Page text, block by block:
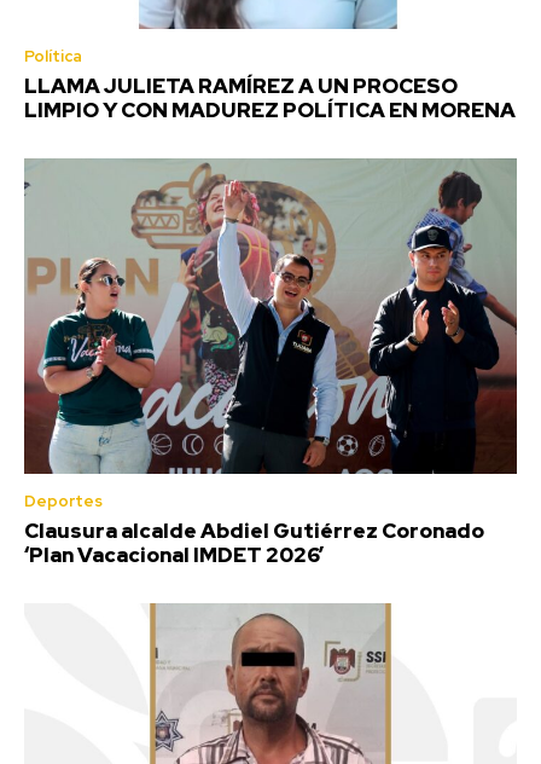
Política
LLAMA JULIETA RAMÍREZ A UN PROCESO
LIMPIO Y CON MADUREZ POLÍTICA EN MORENA
Deportes
Clausura alcalde Abdiel Gutiérrez Coronado
‘Plan Vacacional IMDET 2026’